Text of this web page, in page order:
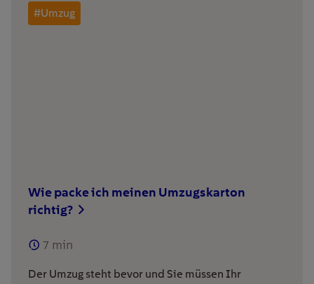
#Umzug
Wie packe ich meinen Umzugskarton
richtig?
7 min
Der Umzug steht bevor und Sie müssen Ihr